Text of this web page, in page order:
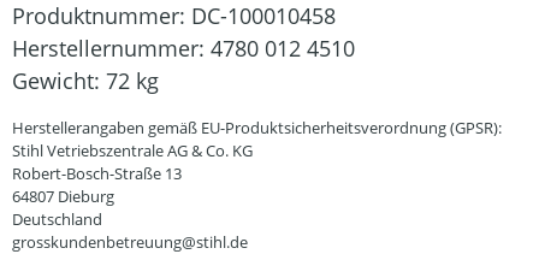
Produktnummer: DC-100010458
Herstellernummer: 4780 012 4510
Gewicht: 72 kg
Herstellerangaben gemäß EU-Produktsicherheitsverordnung (GPSR):
Stihl Vetriebszentrale AG & Co. KG
Robert-Bosch-Straße 13
64807 Dieburg
Deutschland
grosskundenbetreuung@stihl.de